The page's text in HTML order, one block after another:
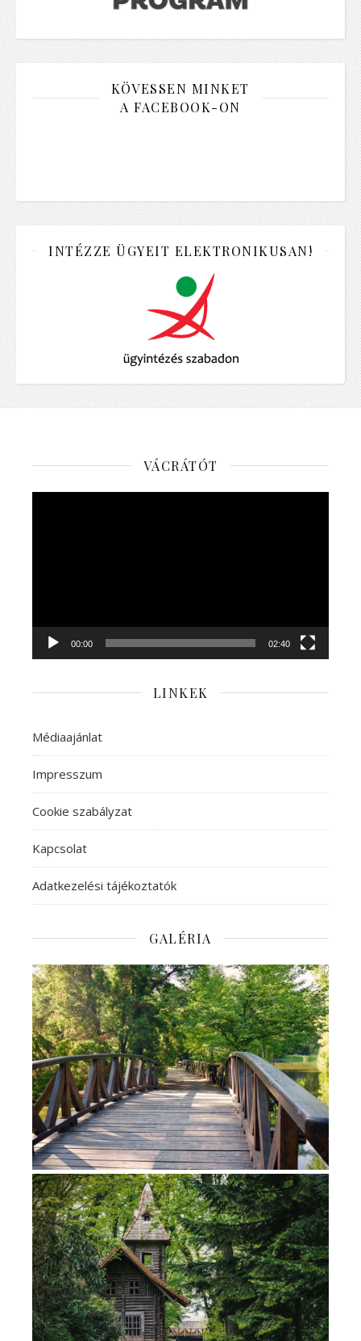
KÖVESSEN MINKET
A FACEBOOK-ON
INTÉZZE ÜGYEIT ELEKTRONIKUSAN!
VÁCRÁTÓT
00:00 02:40
LINKEK
Médiaajánlat
Impresszum
Cookie szabályzat
Kapcsolat
Adatkezelési tájékoztatók
GALÉRIA